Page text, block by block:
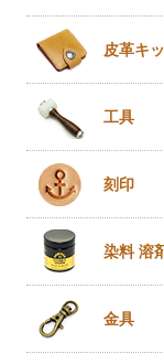
皮革キ
工具
刻印
染料 溶
金具